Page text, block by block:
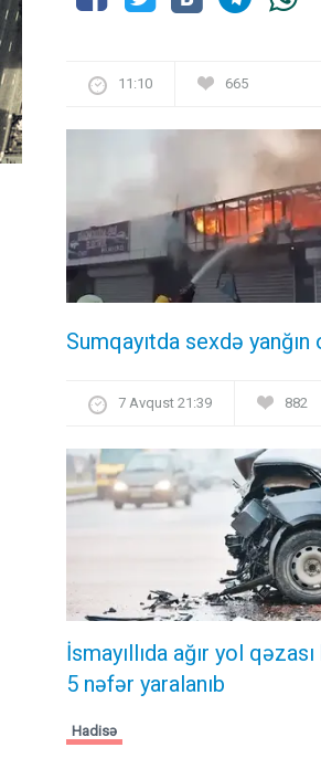
11:10 665
Sumqayıtda sexdə yanğın
7 Avqust 21:39 882
İsmayıllıda ağır yol
5 nəfər yaralanıb
Hadisə